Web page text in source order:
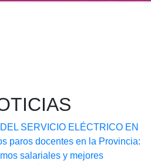
SERVICIO ELÉCTRICO EN
paros docentes en la Provincia:
salariales y mejores